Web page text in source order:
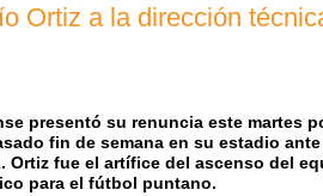
Ortiz a la dirección
presentó su renuncia este martes
fin de semana en su estadio
Ortiz fue el artífice del ascenso del
para el fútbol puntano.